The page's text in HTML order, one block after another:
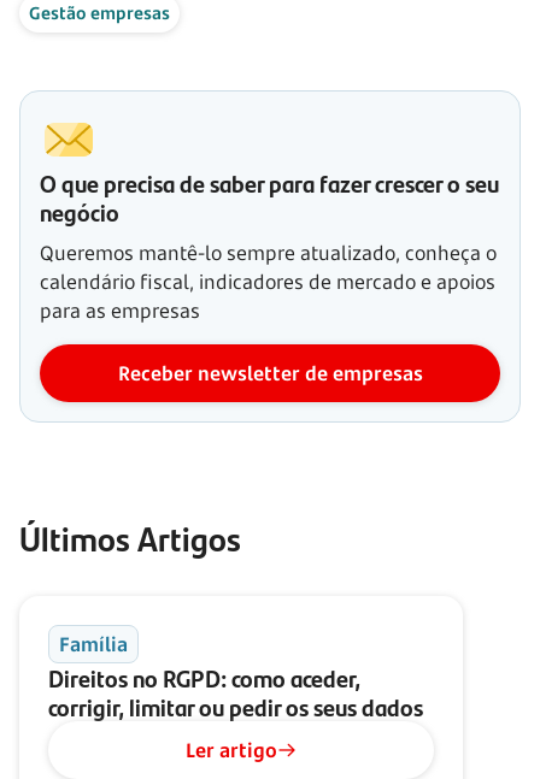
Gestão empresas
O que precisa de saber para fazer crescer o seu
negócio
Queremos mantê-lo sempre atualizado, conheça o
calendário fiscal, indicadores de mercado e apoios
para as empresas
Receber newsletter de empresas
Últimos Artigos
Família
Direitos no RGPD: como aceder,
corrigir, limitar ou pedir os seus dados
Ler artigo